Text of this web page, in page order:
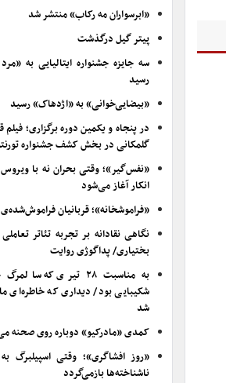
«ابرسواران مه رکاب» منتشر شد
پیتر گیل درگذشت
سه جایزه جشنواره ایتالیایی به «مرد
رسید
«بیضایی‌خوانی» به «اژدهاک» رسید
در پنجاه و یکمین دوره برگزاری؛
گلمکانی در بخش کشف جشنواره
«نفس‌گیر»؛ وقتی بحران نه با
انکار آغاز می‌شود
«فراموشخانه»؛ قربانیان
نگاهی نقادانه بر تجربه تئاتر
بختیاری/ پداگوژی روایت
به مناسبت ۲۸ تیری که
شکیبایی بود/ دیداری که خاطره‌ای
شد
کمدی «مادرکیو» دوباره روی صحنه
«روز افشاگری»؛ وقتی اسپیلبرگ
ناشناخته‌ها بازمی‌گردد